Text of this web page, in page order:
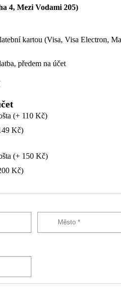
4, Mezi Vodami 205)
kartou (Visa, Visa Electron,
předem na účet
(+ 110 Kč)
Kč)
(+ 150 Kč)
Kč)